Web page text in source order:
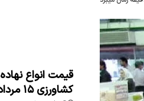
قیمت انواع
کشاورزی ۱۵ مرداد ۱۴۰۵